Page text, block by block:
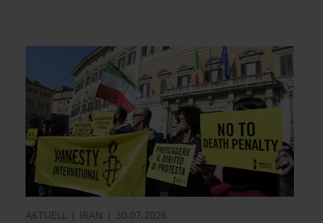
AKTUELL IRAN 30.07.2026